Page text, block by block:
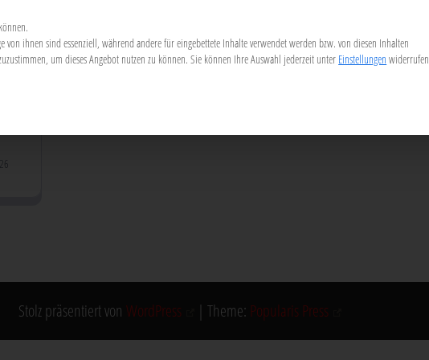
Stolz präsentiert von WordPress Theme: Popularis Press
ihnen sind essenziell, während andere für eingebettete Inhalte verwendet werden bzw. von diesen Inhalten
um dieses Angebot nutzen zu können. Sie können Ihre Auswahl jederzeit unter Einstellungen widerrufen